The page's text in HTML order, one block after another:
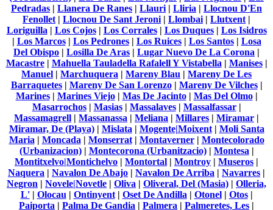
Pedradas | Llanera De Ranes | Llauri | Lliria | Llocnou D'En
Fenollet | Llocnou De Sant Jeroni | Llombai | Llutxent |
Loriguilla | Los Cojos| Los Corrales| Los Duques| Los Isidros
| Los Marcos| Los Pedrones| Los Ruices| Los Santos| Losa
Del Obispo | Losilla De Aras | Lugar Nuevo De La Corona |
Macastre| Mahuella Tauladella Rafalell Y Vistabella | Manises|
Manuel | Marchuquera | Mareny Blau | Mareny De Les
Barraquetes| Mareny De San Lorenzo| Mareny De Vilches|
Marines| Marines Viejo| Mas De Jacinto| Mas Del Olmo|
Masarrochos| Masias| Massalaves| Massalfassar|
Massamagrell | Massanassa | Meliana | Millares | Miramar |
Miramar, De (Playa)| Mislata | Mogente|Moixent| Moli Santa
Maria | Moncada | Monserrat| Montaverner| Montecolorado
(Urbanizacion)| Montecorona (Urbanitzacio)| Montesa |
Montitxelvo|Montichelvo | Montortal | Montroy | Museros |
Naquera | Navalon De Abajo | Navalon De Arriba | Navarres |
Negron | Novele|Novetle | Oliva | Oliveral, Del (Masia) | Olleria,
L'| Olocau | Ontinyent| Oset De Andilla | Otonel| Otos|
Paiporta | Palma De Gandia | Palmera | Palmeretes, Les |